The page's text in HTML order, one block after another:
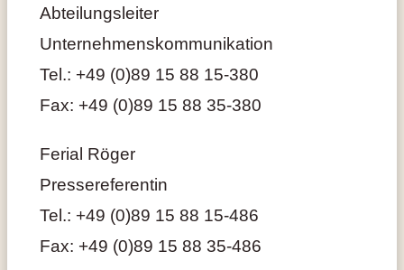
Abteilungsleiter
Unternehmenskommunikation
Tel.: +49 (0)89 15 88 15-380
Fax: +49 (0)89 15 88 35-380
Ferial Röger
Pressereferentin
Tel.: +49 (0)89 15 88 15-486
Fax: +49 (0)89 15 88 35-486